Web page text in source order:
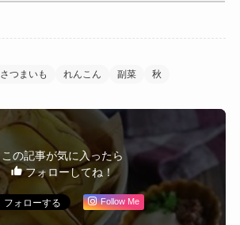
さつまいも れんこん 副菜 秋
この記事が気に入ったら
フォローしてね！
Follow Me